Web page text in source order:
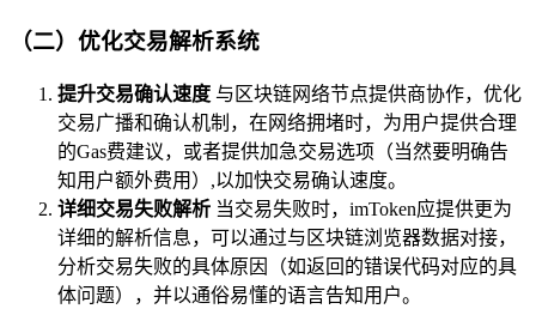
（二）优化交易解析系统
提升交易确认速度 与区块链网络节点提供商协作，优化
交易广播和确认机制，在网络拥堵时，为用户提供合理
的Gas费建议，或者提供加急交易选项（当然要明确告
知用户额外费用）,以加快交易确认速度。
详细交易失败解析 当交易失败时，imToken应提供更为
详细的解析信息，可以通过与区块链浏览器数据对接，
分析交易失败的具体原因（如返回的错误代码对应的具
体问题），并以通俗易懂的语言告知用户。